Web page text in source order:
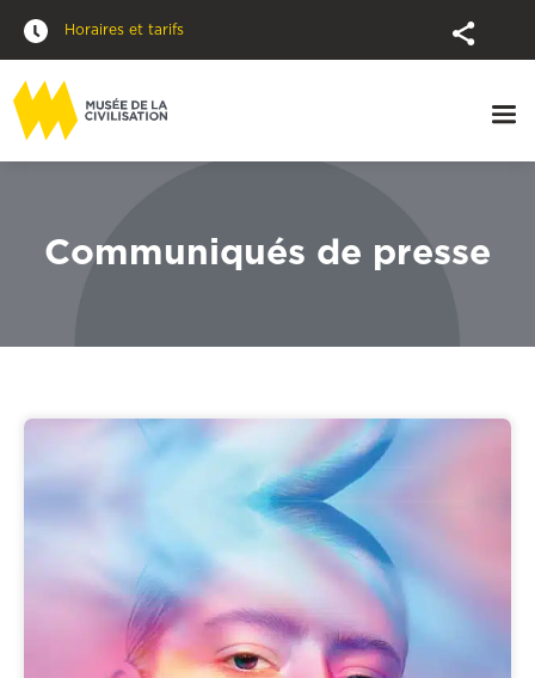
Horaires et tarifs
Communiqués de presse